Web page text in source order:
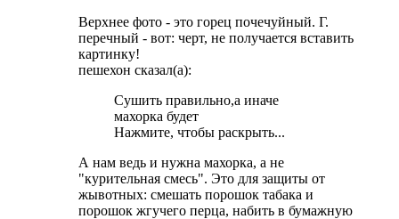
Верхнее фото - это горец почечуйный. Г.
перечный - вот: черт, не получается вставить
картинку!
пешехон сказал(а):
Сушить правильно,а иначе
махорка будет
Нажмите, чтобы раскрыть...
А нам ведь и нужна махорка, а не
"курительная смесь". Это для защиты от
жывотных: смешать порошок табака и
порошок жгучего перца, набить в бумажную